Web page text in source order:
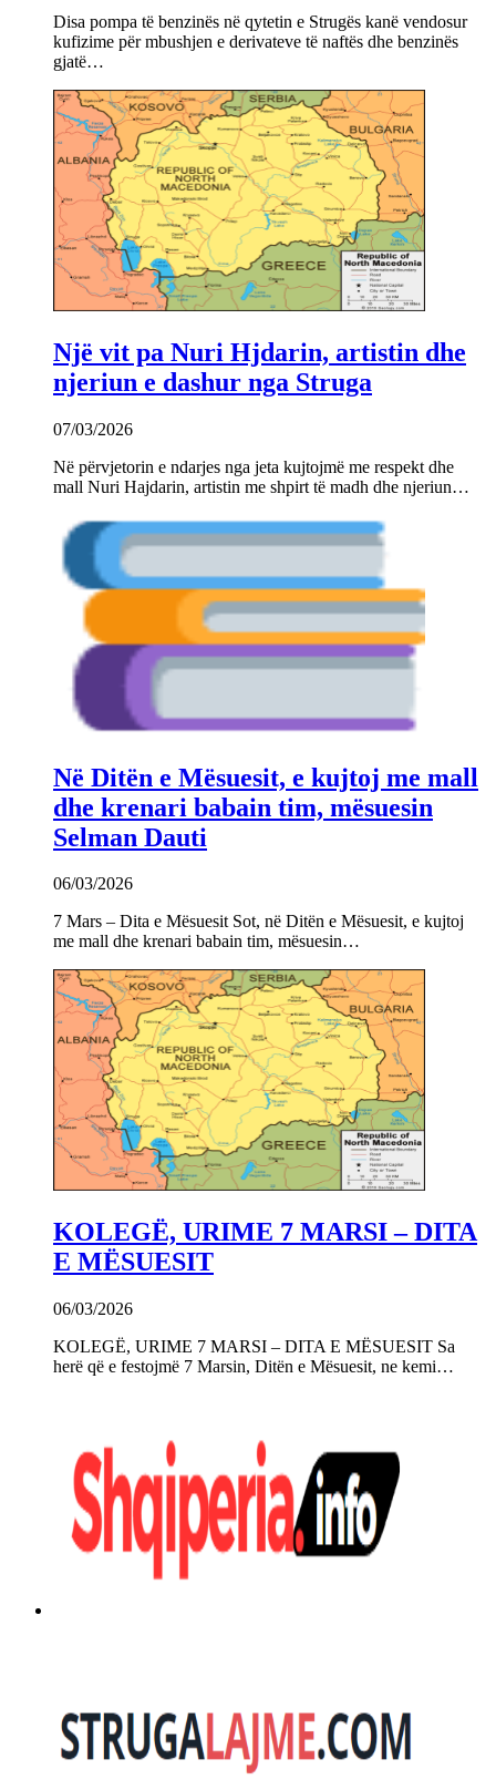
Disa pompa të benzinës në qytetin e Strugës kanë vendosur
kufizime për mbushjen e derivateve të naftës dhe benzinës
gjatë…
Një vit pa Nuri Hjdarin, artistin dhe
njeriun e dashur nga Struga
07/03/2026
Në përvjetorin e ndarjes nga jeta kujtojmë me respekt dhe
mall Nuri Hajdarin, artistin me shpirt të madh dhe njeriun…
Në Ditën e Mësuesit, e kujtoj me mall
dhe krenari babain tim, mësuesin
Selman Dauti
06/03/2026
7 Mars – Dita e Mësuesit Sot, në Ditën e Mësuesit, e kujtoj
me mall dhe krenari babain tim, mësuesin…
KOLEGË, URIME 7 MARSI – DITA
E MËSUESIT
06/03/2026
KOLEGË, URIME 7 MARSI – DITA E MËSUESIT Sa
herë që e festojmë 7 Marsin, Ditën e Mësuesit, ne kemi…